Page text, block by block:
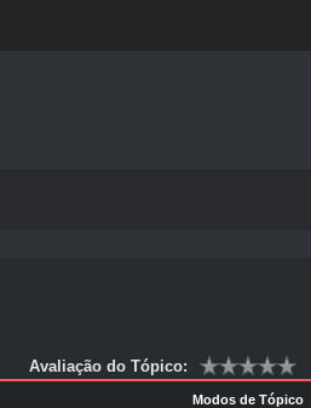
Avaliação do Tópico:
Modos de Tópico